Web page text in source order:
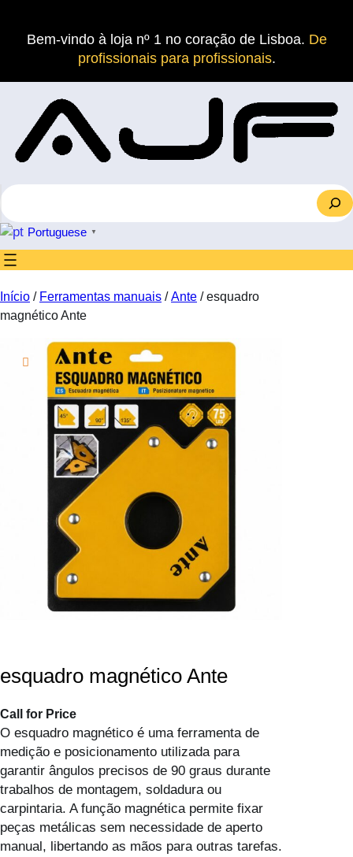
Bem-vindo à loja nº 1 no coração de Lisboa. De
profissionais para profissionais.
S
e
a
r
c
Portuguese ▼
Início / Ferramentas manuais /Ante / esquadro
magnético Ante
esquadro magnético Ante
Call for Price
O esquadro magnético é uma ferramenta de
medição e posicionamento utilizada para
garantir ângulos precisos de 90 graus durante
trabalhos de montagem, soldadura ou
carpintaria. A função magnética permite fixar
peças metálicas sem necessidade de aperto
manual, libertando as mãos para outras tarefas.